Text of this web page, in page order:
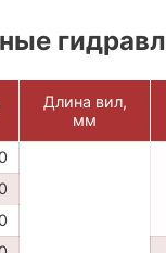
Длина вил,
мм